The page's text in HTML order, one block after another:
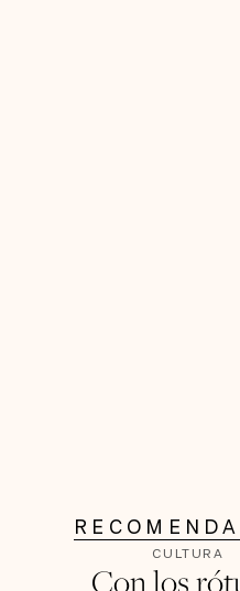
CULTURA
Con los